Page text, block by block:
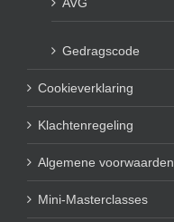
Gedragscode
Cookieverklaring
Klachtenregeling
Algemene voorwaarden
Mini-Masterclasses